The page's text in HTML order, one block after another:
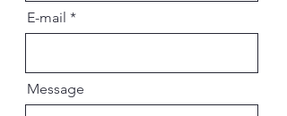
E-mail
Message